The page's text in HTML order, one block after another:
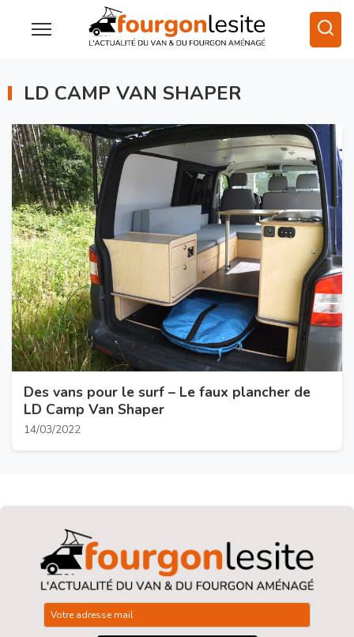
LD CAMP VAN SHAPER
Des vans pour le surf – Le faux plancher de
LD Camp Van Shaper
14/03/2022